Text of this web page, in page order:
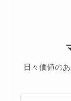
日々価値の